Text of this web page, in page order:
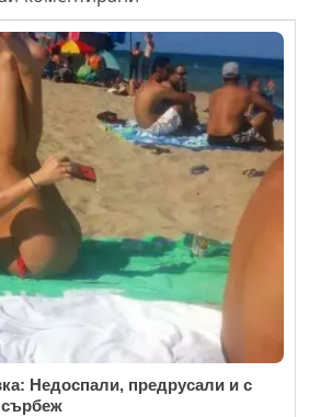
Недоспали, предрусали и с
сърбеж